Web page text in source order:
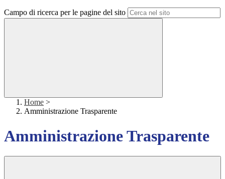
Campo di ricerca per le pagine del sito
Home >
Amministrazione Trasparente
Amministrazione Trasparente